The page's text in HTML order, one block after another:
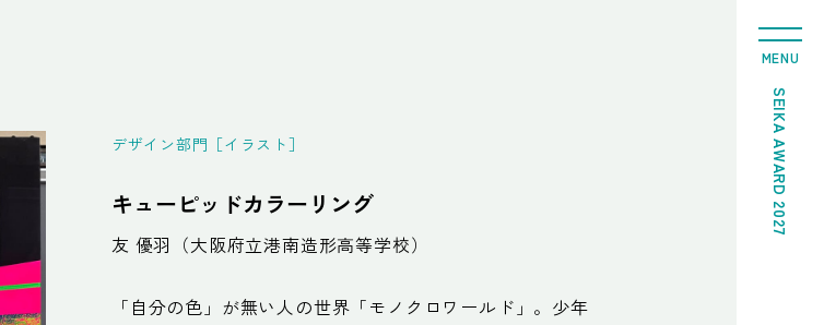
SEIKA AWARD 2027
MENU
デザイン部門［イラスト］
キューピッドカラーリング
友 優羽（大阪府立港南造形高等学校）
「自分の色」が無い人の世界「モノクロワールド」。少年